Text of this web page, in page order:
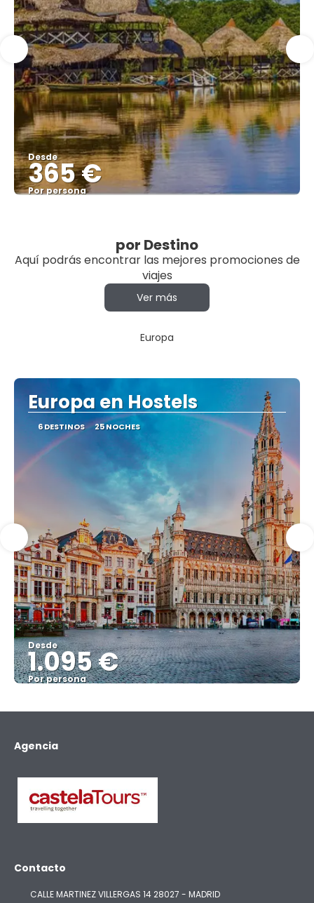
Desde
365 €
Por persona
por Destino
Aquí podrás encontrar las mejores promociones de
viajes
Ver más
Europa
Europa en Hostels
6 DESTINOS 25 NOCHES
Desde
1.095 €
Por persona
Agencia
Contacto
CALLE MARTINEZ VILLERGAS 14 28027 - MADRID